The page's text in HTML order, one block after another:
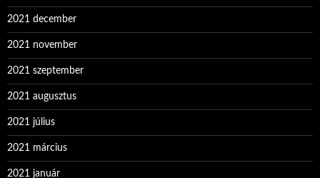
2021 december
2021 november
2021 szeptember
2021 augusztus
2021 július
2021 március
2021 január